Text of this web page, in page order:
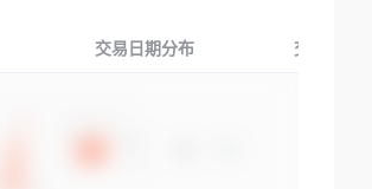
交易日期分布 交易产品